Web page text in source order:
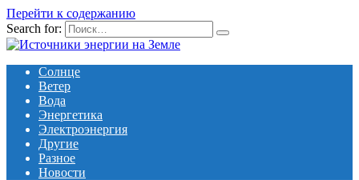
Перейти к содержанию
Search for:
Солнце
Ветер
Вода
Энергетика
Электроэнергия
Другие
Разное
Новости